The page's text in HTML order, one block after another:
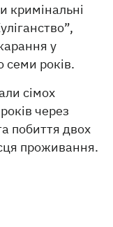
кримінальні
у
семи років.
сімох
через
побиття двох
проживання.